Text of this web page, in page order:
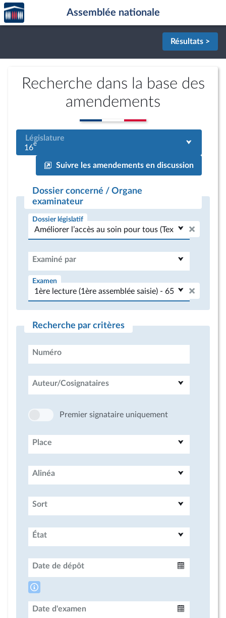
Aller au contenu
Aller en bas de la page
Accèder
à la
page
Assemblée nationale
Résultats >
Recherche dans la base des
amendements
Législature
16e
Suivre les amendements en discussion
Dossier concerné / Organe
examinateur
Dossier législatif
Examiné par
Examen
Recherche par critères
Numéro
Auteur/Cosignataires
Premier signataire uniquement
Place
Alinéa
Sort
État
Date de dépôt
Date d'examen